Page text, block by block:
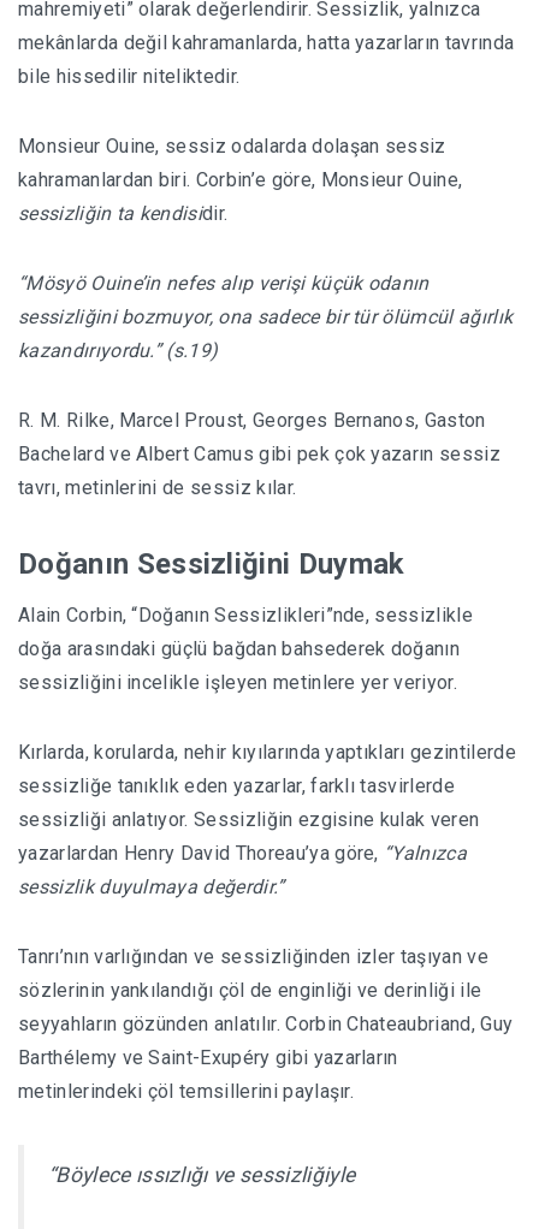
mahremiyeti” olarak değerlendirir. Sessizlik, yalnızca
mekânlarda değil kahramanlarda, hatta yazarların tavrında
bile hissedilir niteliktedir.
Monsieur Ouine, sessiz odalarda dolaşan sessiz
kahramanlardan biri. Corbin’e göre, Monsieur Ouine,
sessizliğin ta kendisidir.
“Mösyö Ouine’in nefes alıp verişi küçük odanın
sessizliğini bozmuyor, ona sadece bir tür ölümcül ağırlık
kazandırıyordu.” (s.19)
R. M. Rilke, Marcel Proust, Georges Bernanos, Gaston
Bachelard ve Albert Camus gibi pek çok yazarın sessiz
tavrı, metinlerini de sessiz kılar.
Doğanın Sessizliğini Duymak
Alain Corbin, “Doğanın Sessizlikleri”nde, sessizlikle
doğa arasındaki güçlü bağdan bahsederek doğanın
sessizliğini incelikle işleyen metinlere yer veriyor.
Kırlarda, korularda, nehir kıyılarında yaptıkları gezintilerde
sessizliğe tanıklık eden yazarlar, farklı tasvirlerde
sessizliği anlatıyor. Sessizliğin ezgisine kulak veren
yazarlardan Henry David Thoreau’ya göre, “Yalnızca
sessizlik duyulmaya değerdir.”
Tanrı’nın varlığından ve sessizliğinden izler taşıyan ve
sözlerinin yankılandığı çöl de enginliği ve derinliği ile
seyyahların gözünden anlatılır. Corbin Chateaubriand, Guy
Barthélemy ve Saint-Exupéry gibi yazarların
metinlerindeki çöl temsillerini paylaşır.
“Böylece ıssızlığı ve sessizliğiyle